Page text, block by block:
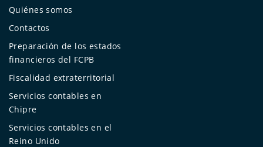
Quiénes somos
Contactos
Preparación de los estados
financieros del FCPB
Fiscalidad extraterritorial
Servicios contables en
Chipre
Servicios contables en el
Reino Unido